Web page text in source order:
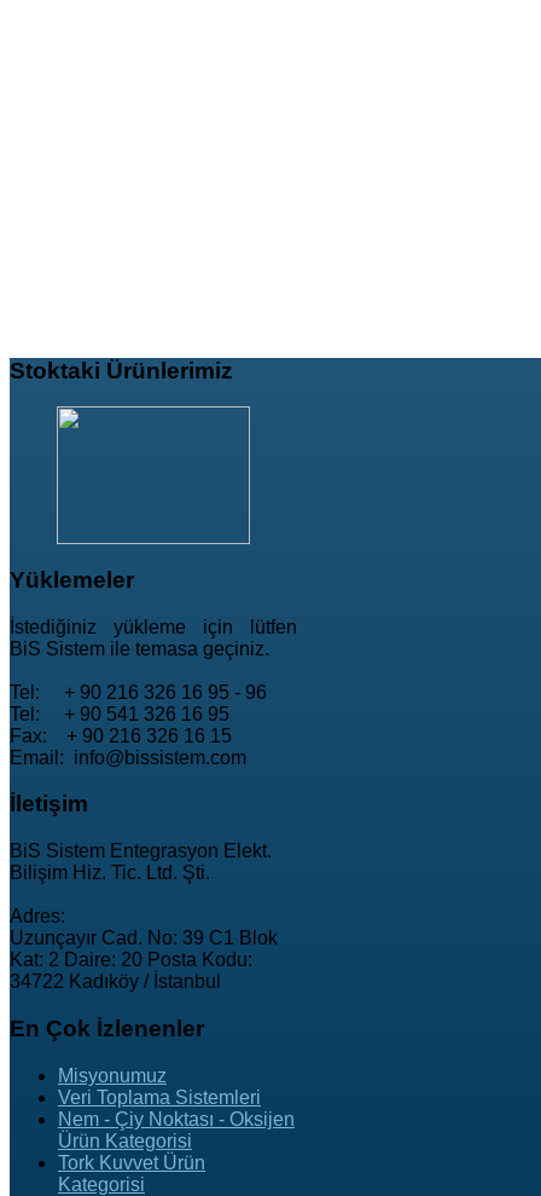
Stoktaki Ürünlerimiz
Yüklemeler
İstediğiniz yükleme için lütfen
BiS Sistem ile temasa geçiniz.
Tel: + 90 216 326 16 95 - 96
Tel: + 90 541 326 16 95
Fax: + 90 216 326 16 15
Email: info@bissistem.com
İletişim
BiS Sistem Entegrasyon Elekt.
Bilişim Hiz. Tic. Ltd. Şti.
Adres:
Uzunçayır Cad. No: 39 C1 Blok
Kat: 2 Daire: 20 Posta Kodu:
34722 Kadıköy / İstanbul
En Çok İzlenenler
Misyonumuz
Veri Toplama Sistemleri
Nem - Çiy Noktası - Oksijen
Ürün Kategorisi
Tork Kuvvet Ürün
Kategorisi